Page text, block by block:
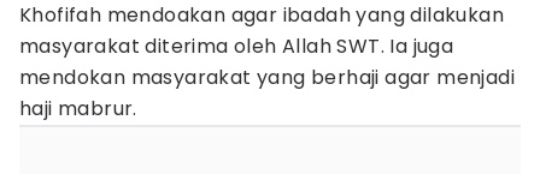
Khofifah mendoakan agar ibadah yang dilakukan
masyarakat diterima oleh Allah SWT. Ia juga
mendokan masyarakat yang berhaji agar menjadi
haji mabrur.